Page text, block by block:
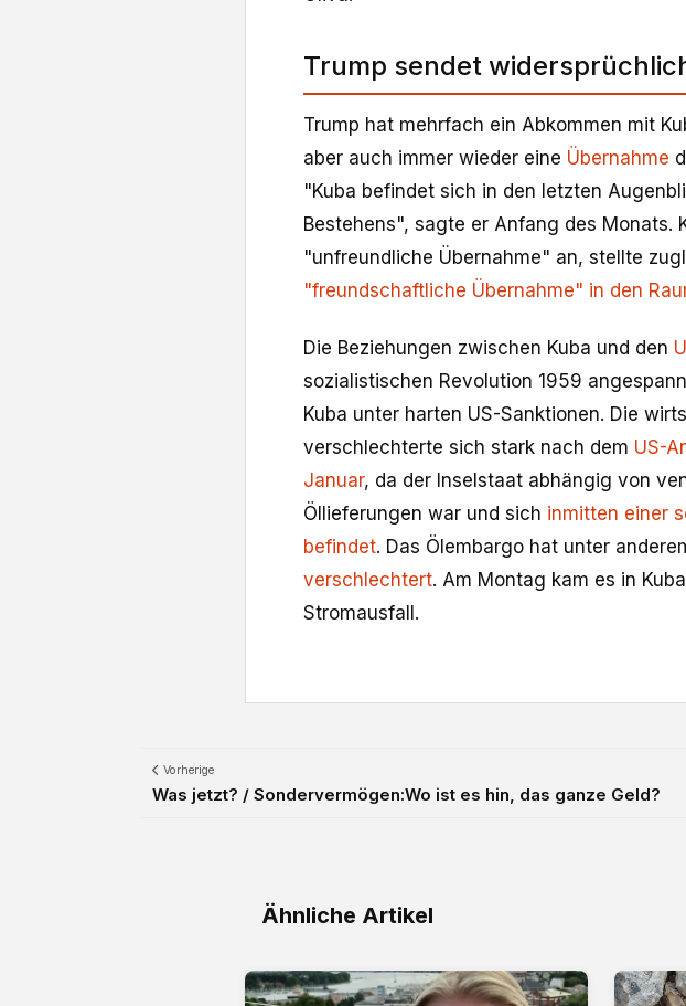
Trump sendet
Trump hat mehrfach ein Abkommen mit
aber auch immer wieder eine Übernahme
"Kuba befindet sich in den letzten
Bestehens", sagte er Anfang des Monats.
"unfreundliche Übernahme" an, stellte
"freundschaftliche Übernahme" in den
Die Beziehungen zwischen Kuba und den
sozialistischen Revolution 1959
Kuba unter harten US-Sanktionen. Die
verschlechterte sich stark nach dem US-
Januar, da der Inselstaat abhängig von
Öllieferungen war und sich inmitten einer
befindet. Das Ölembargo hat unter
verschlechtert. Am Montag kam es in
Stromausfall.
Vorherige
Was jetzt? / Sondervermögen:Wo ist es hin, das ganze Geld?
Ähnliche Artikel